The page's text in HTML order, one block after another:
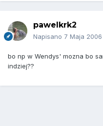
pawelkrk2
Napisano 7 Maja 2006
bo np w Wendys' mozna bo
indziej??